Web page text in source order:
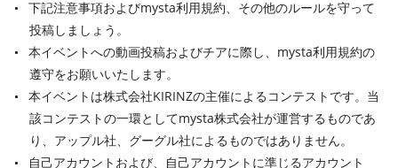
下記注意事項およびmysta利用規約、その他のルールを守って
投稿しましょう。
本イベントへの動画投稿およびチアに際し、mysta利用規約の
遵守をお願いいたします。
本イベントは株式会社KIRINZの主催によるコンテストです。当
該コンテストの一環としてmysta株式会社が運営するものであ
り、アップル社、グーグル社によるものではありません。
自己アカウントおよび、自己アカウントに準じるアカウント